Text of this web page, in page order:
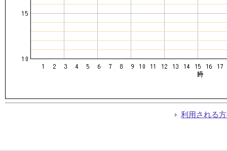
利用される